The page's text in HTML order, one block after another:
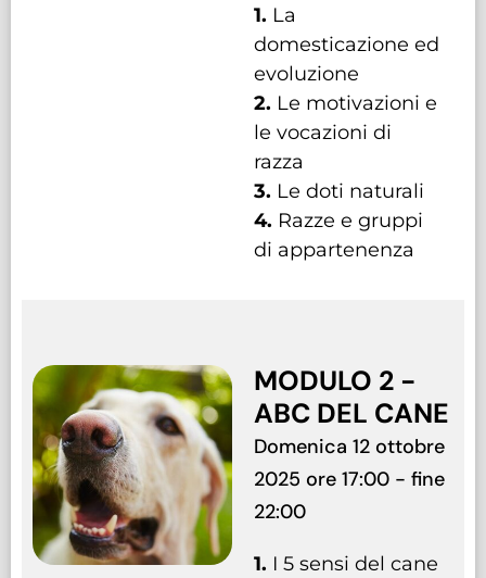
1. La
domesticazione ed
evoluzione
2. Le motivazioni e
le vocazioni di
razza
3. Le doti naturali
4. Razze e gruppi
di appartenenza
MODULO 2 -
ABC DEL CANE
Domenica 12 ottobre
2025 ore 17:00 - fine
22:00
1. I 5 sensi del cane